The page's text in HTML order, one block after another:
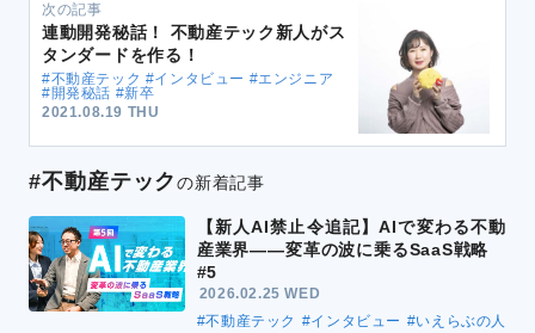
次の記事
連動開発秘話！ 不動産テック新人がス
タンダードを作る！
#不動産テック #インタビュー #エンジニア
#開発秘話 #新卒
2021.08.19 THU
#不動産テックの新着記事
【新人AI禁止令追記】AIで変わる不動
産業界――変革の波に乗るSaaS戦略
#5
2026.02.25 WED
#不動産テック #インタビュー #いえらぶの人